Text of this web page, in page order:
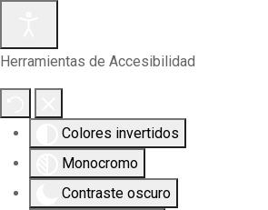
Herramientas de Accesibilidad
Colores invertidos
Monocromo
Contraste oscuro